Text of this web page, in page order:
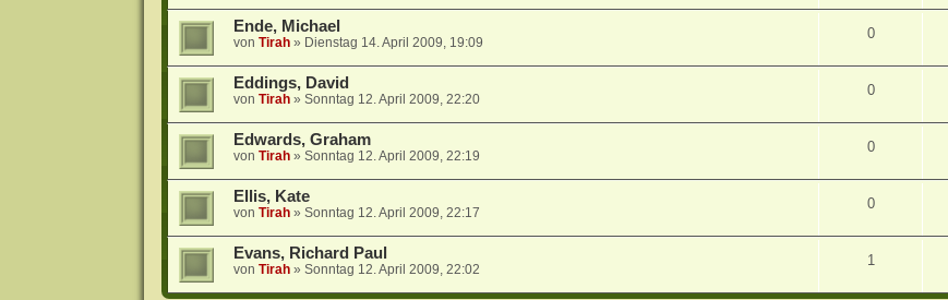
Ende, Michael
von Tirah» Dienstag 14. April 2009, 19:09
0
Eddings, David
von Tirah» Sonntag 12. April 2009, 22:20
0
Edwards, Graham
von Tirah» Sonntag 12. April 2009, 22:19
0
Ellis, Kate
von Tirah» Sonntag 12. April 2009, 22:17
0
Evans, Richard Paul
von Tirah» Sonntag 12. April 2009, 22:02
1